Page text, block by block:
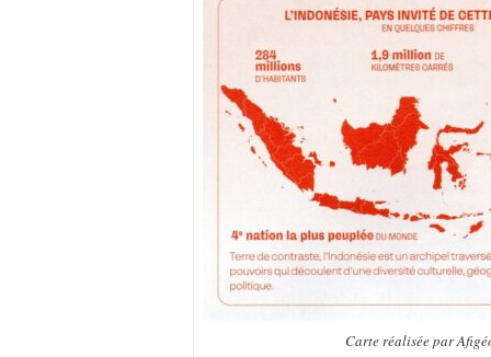
Carte réalisée par